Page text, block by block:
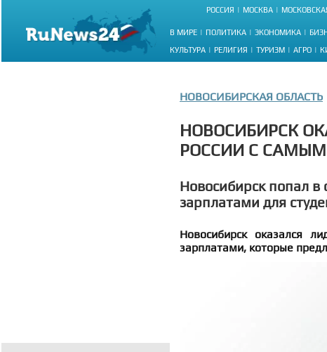
РОССИЯ МОСКВА
В МИРЕ ПОЛИТИКА ЭКОНОМИКА
КУЛЬТУРА РЕЛИГИЯ ТУРИЗМ АГРО
НОВОСИБИРСКАЯ ОБЛАСТЬ
НОВОСИБИРСК
РОССИИ С
Новосибирск попал
зарплатами для
Новосибирск оказался
зарплатами, которые